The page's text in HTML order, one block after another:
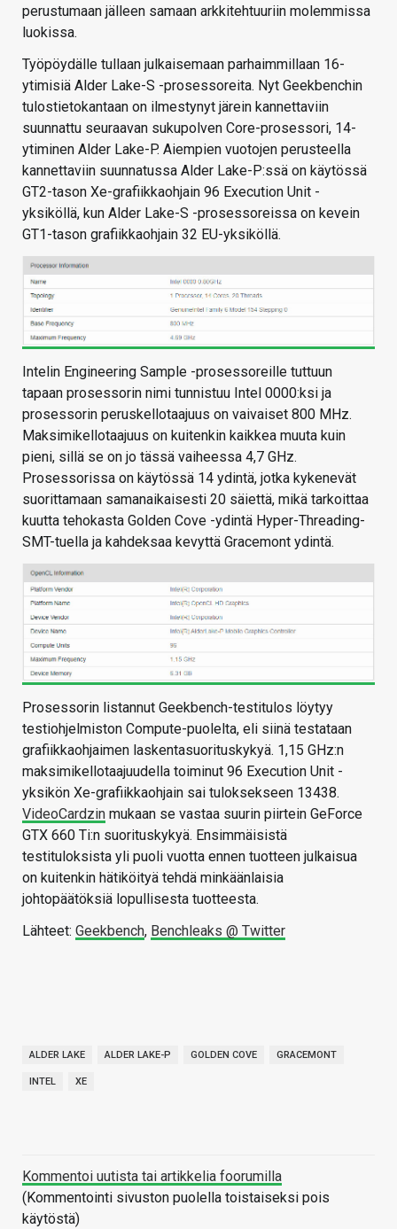
perustumaan jälleen samaan arkkitehtuuriin molemmissa
luokissa.
Työpöydälle tullaan julkaisemaan parhaimmillaan 16-
ytimisiä Alder Lake-S -prosessoreita. Nyt Geekbenchin
tulostietokantaan on ilmestynyt järein kannettaviin
suunnattu seuraavan sukupolven Core-prosessori, 14-
ytiminen Alder Lake-P. Aiempien vuotojen perusteella
kannettaviin suunnatussa Alder Lake-P:ssä on käytössä
GT2-tason Xe-grafiikkaohjain 96 Execution Unit -
yksiköllä, kun Alder Lake-S -prosessoreissa on kevein
GT1-tason grafiikkaohjain 32 EU-yksiköllä.
Intelin Engineering Sample -prosessoreille tuttuun
tapaan prosessorin nimi tunnistuu Intel 0000:ksi ja
prosessorin peruskellotaajuus on vaivaiset 800 MHz.
Maksimikellotaajuus on kuitenkin kaikkea muuta kuin
pieni, sillä se on jo tässä vaiheessa 4,7 GHz.
Prosessorissa on käytössä 14 ydintä, jotka kykenevät
suorittamaan samanaikaisesti 20 säiettä, mikä tarkoittaa
kuutta tehokasta Golden Cove -ydintä Hyper-Threading-
SMT-tuella ja kahdeksaa kevyttä Gracemont ydintä.
Prosessorin listannut Geekbench-testitulos löytyy
testiohjelmiston Compute-puolelta, eli siinä testataan
grafiikkaohjaimen laskentasuorituskykyä. 1,15 GHz:n
maksimikellotaajuudella toiminut 96 Execution Unit -
yksikön Xe-grafiikkaohjain sai tuloksekseen 13438.
VideoCardzin mukaan se vastaa suurin piirtein GeForce
GTX 660 Ti:n suorituskykyä. Ensimmäisistä
testituloksista yli puoli vuotta ennen tuotteen julkaisua
on kuitenkin hätiköityä tehdä minkäänlaisia
johtopäätöksiä lopullisesta tuotteesta.
Lähteet: Geekbench, Benchleaks @ Twitter
ALDER LAKE ALDER LAKE-P GOLDEN COVE GRACEMONT
INTEL XE
Kommentoi uutista tai artikkelia foorumilla
(Kommentointi sivuston puolella toistaiseksi pois
käytöstä)